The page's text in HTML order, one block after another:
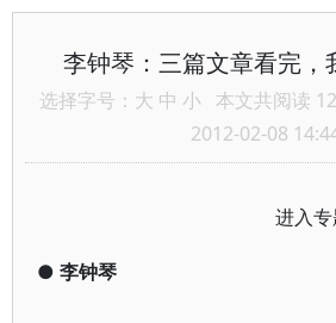
李钟琴：三篇文章看完，
选择字号： 大 中 小 本文共阅读
2012-02-08
进入
● 李钟琴